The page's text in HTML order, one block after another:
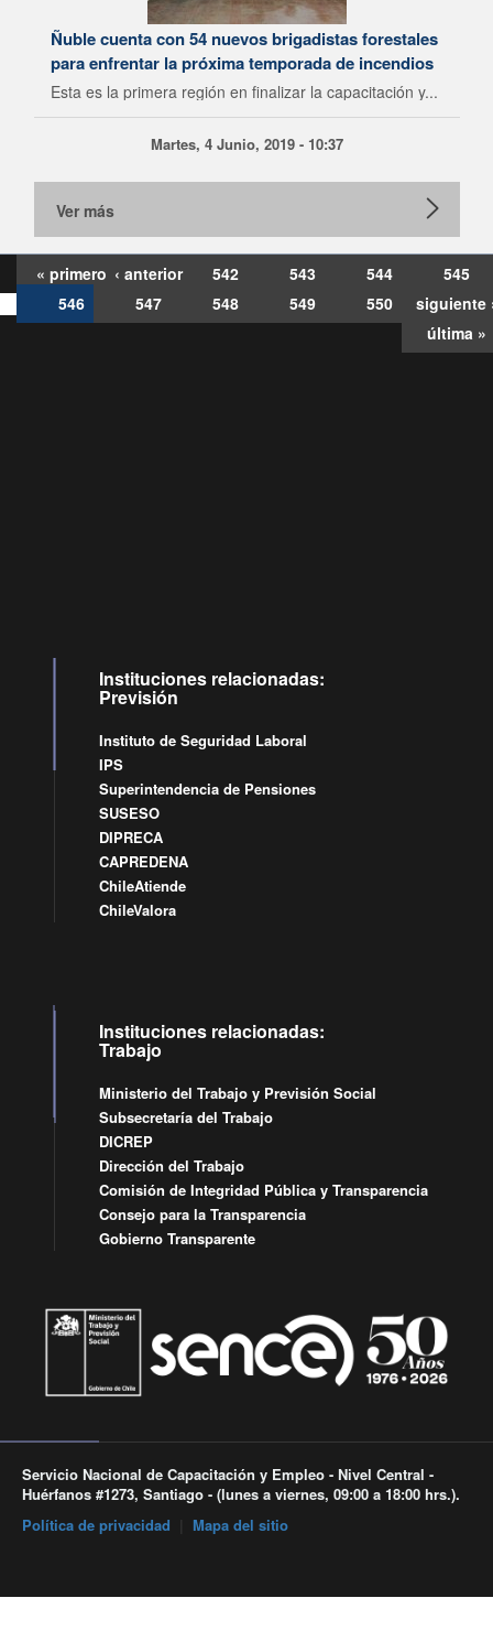
Ñuble cuenta con 54 nuevos brigadistas forestales
para enfrentar la próxima temporada de incendios
Esta es la primera región en finalizar la capacitación y...
Martes, 4 Junio, 2019 - 10:37
Ver más
« primero ‹ anterior 542 543 544
545
546
547 548 549 550
siguiente
última »
Instituciones relacionadas:
Previsión
Instituto de Seguridad Laboral
IPS
Superintendencia de Pensiones
SUSESO
DIPRECA
CAPREDENA
ChileAtiende
ChileValora
Instituciones relacionadas:
Trabajo
Ministerio del Trabajo y Previsión Social
Subsecretaría del Trabajo
DICREP
Dirección del Trabajo
Comisión de Integridad Pública y Transparencia
Consejo para la Transparencia
Gobierno Transparente
Servicio Nacional de Capacitación y Empleo - Nivel Central -
Huérfanos #1273, Santiago - (lunes a viernes, 09:00 a 18:00 hrs.).
Política de privacidad
Mapa del sitio